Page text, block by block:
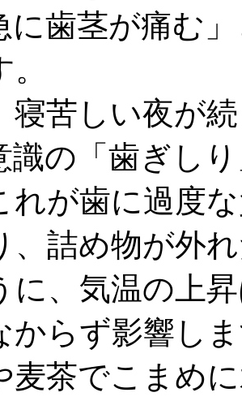
に歯茎が痛む
寝苦しい夜が
識の「歯ぎし
れが歯に過度
、詰め物が外
に、気温の上
からず影響し
麦茶でこまめ